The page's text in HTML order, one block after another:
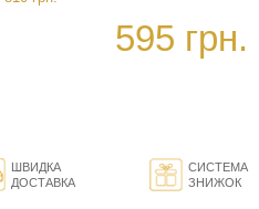
595 грн.
ШВИДКА
ДОСТАВКА
СИСТЕМА
ЗНИЖОК